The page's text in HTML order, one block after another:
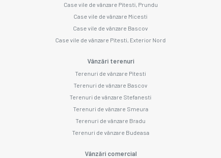
Case vile de vânzare Pitesti, Prundu
Case vile de vânzare Micesti
Case vile de vânzare Bascov
Case vile de vânzare Pitesti, Exterior Nord
Vânzări terenuri
Terenuri de vânzare Pitesti
Terenuri de vânzare Bascov
Terenuri de vânzare Stefanesti
Terenuri de vânzare Smeura
Terenuri de vânzare Bradu
Terenuri de vânzare Budeasa
Vânzări comercial